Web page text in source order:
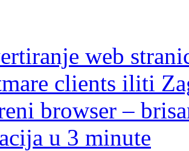
web
clients iliti
browser –
u 3 minute